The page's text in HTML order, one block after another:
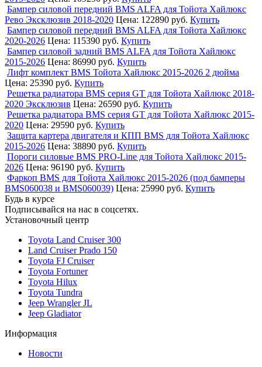
Бампер силовой передний BMS ALFA для Тойота Хайлюкс
Рево Эксклюзив 2018-2020 Цена: 122890 руб. Купить
Бампер силовой передний BMS ALFA для Тойота Хайлюкс
2020-2026 Цена: 115390 руб. Купить
Бампер силовой задний BMS ALFA для Тойота Хайлюкс
2015-2026 Цена: 86990 руб. Купить
Лифт комплект BMS Тойота Хайлюкс 2015-2026 2 дюйма
Цена: 25390 руб. Купить
Решетка радиатора BMS серия GT для Тойота Хайлюкс 2018-
2020 Эксклюзив Цена: 26590 руб. Купить
Решетка радиатора BMS серия GT для Тойота Хайлюкс 2015-
2020 Цена: 29590 руб. Купить
Защита картера двигателя и КПП BMS для Тойота Хайлюкс
2015-2026 Цена: 38890 руб. Купить
Пороги силовые BMS PRO-Line для Тойота Хайлюкс 2015-
2026 Цена: 96190 руб. Купить
Фаркоп BMS для Тойота Хайлюкс 2015-2026 (под бамперы
BMS060038 и BMS060039) Цена: 25990 руб. Купить
Будь в курсе
Подписывайся на нас в соцсетях.
Установочный центр
Toyota Land Cruiser 300
Land Cruiser Prado 150
Toyota FJ Cruiser
Toyota Fortuner
Toyota Hilux
Toyota Tundra
Jeep Wrangler JL
Jeep Gladiator
Информация
Новости